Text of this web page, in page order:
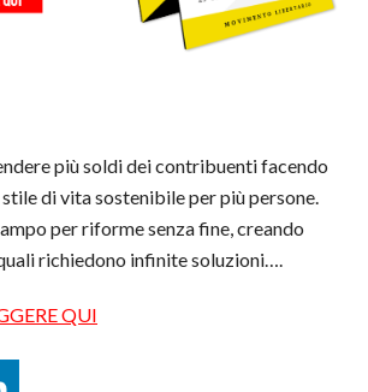
più soldi dei contribuenti facendo
di vita sostenibile per più persone.
per riforme senza fine, creando
richiedono infinite soluzioni….
QUI